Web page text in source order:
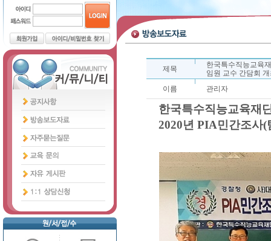
제목
한국특수직능교육
임원 교수 간담회
이름
관리자
한국특수직능교육재
2020년 PIA민간조사